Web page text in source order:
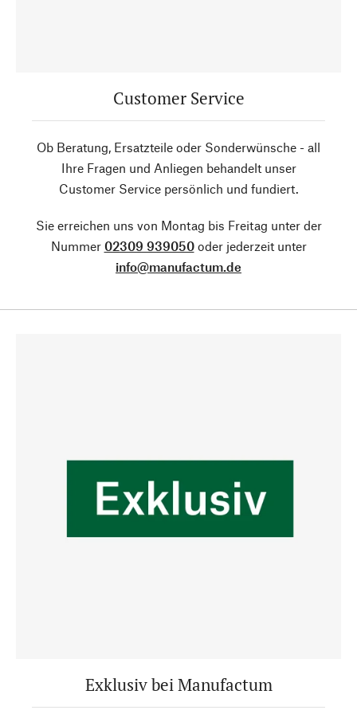
Customer Service
Ob Beratung, Ersatzteile oder Sonderwünsche - all
Ihre Fragen und Anliegen behandelt unser
Customer Service persönlich und fundiert.
Sie erreichen uns von Montag bis Freitag unter der
Nummer 02309 939050oder jederzeit unter
info@manufactum.de
Exklusiv bei Manufactum